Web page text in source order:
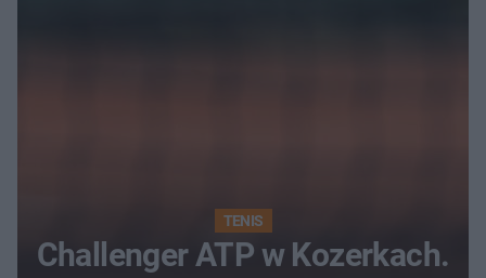
TENIS
Challenger ATP w Kozerkach.